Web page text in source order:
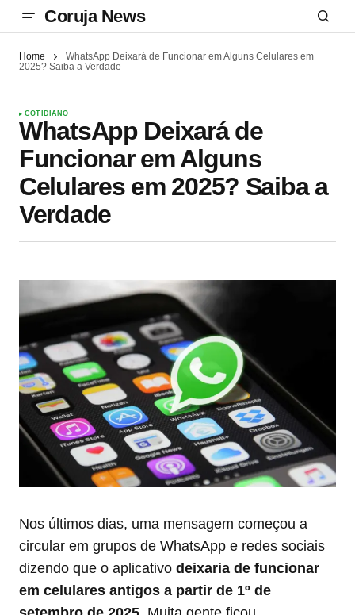
Coruja News
Home
WhatsApp Deixará de Funcionar em Alguns Celulares em
2025? Saiba a Verdade
COTIDIANO
WhatsApp Deixará de
Funcionar em Alguns
Celulares em 2025? Saiba a
Verdade
Nos últimos dias, uma mensagem começou a
circular em grupos de WhatsApp e redes sociais
dizendo que o aplicativo deixaria de funcionar
em celulares antigos a partir de 1º de